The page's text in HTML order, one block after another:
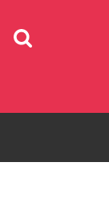
Cercar